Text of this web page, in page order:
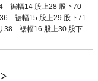
裾幅14 股上28 股下70
裾幅15 股上29 股下71
38 裾幅16 股上30 股下